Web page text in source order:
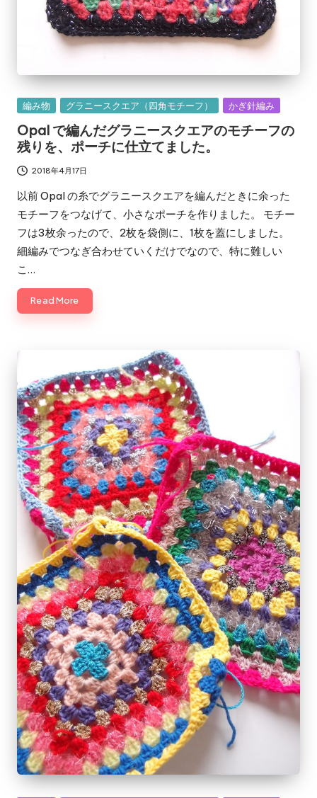
Posted
編み物 グラニースクエア（四角モチーフ） かぎ針編み
Opal で編んだグラニースクエアのモチーフの
残りを、ポーチに仕立てました。
2018年4月17日
以前 Opal の糸でグラニースクエアを編んだときに余った
モチーフをつなげて、小さなポーチを作りました。 モチー
フは3枚余ったので、2枚を袋側に、1枚を蓋にしました。
細編みでつなぎ合わせていくだけでなので、特に難しい
こ…
Read More